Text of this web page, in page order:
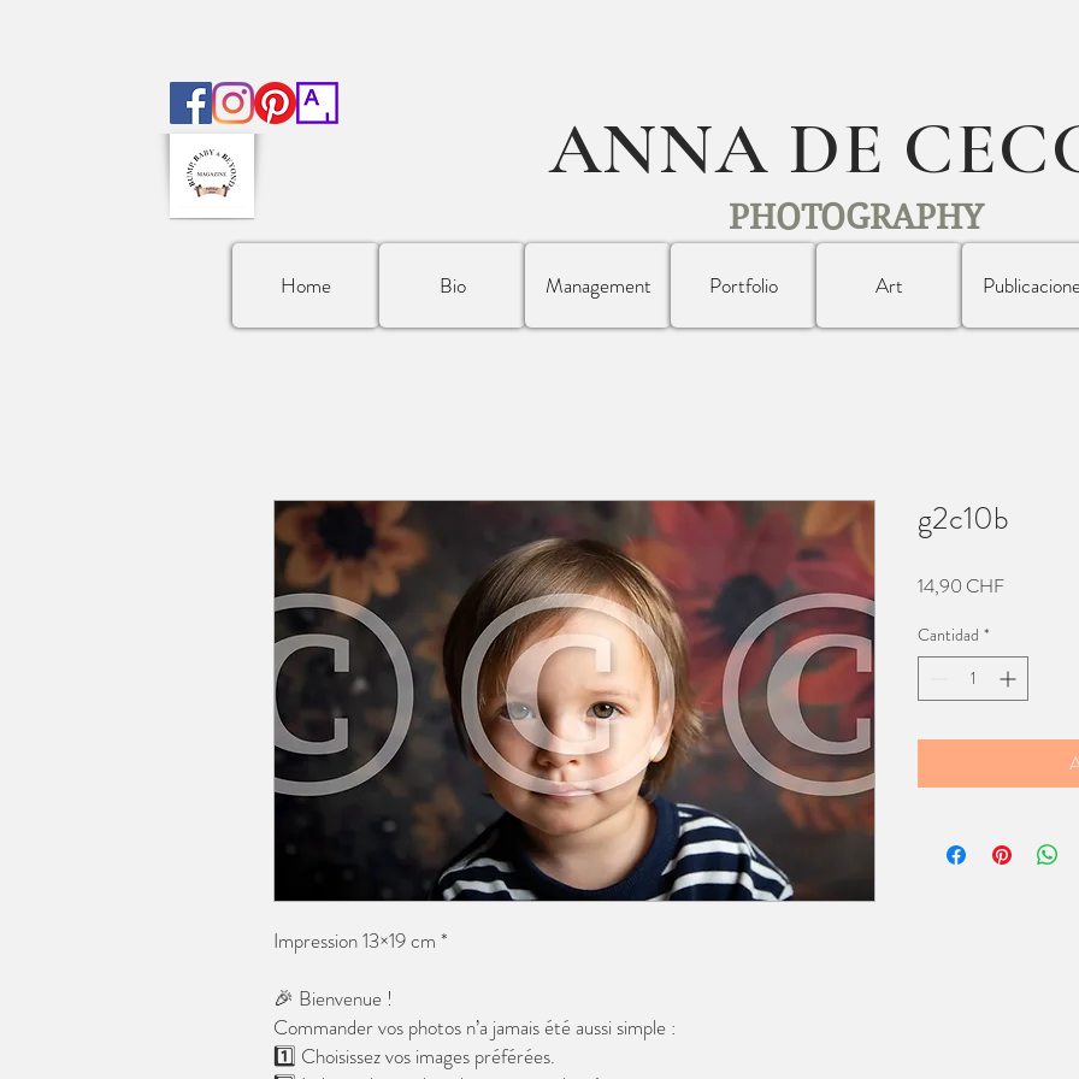
ANNA DE
PHOTOGRAPHY
Home Bio Management Portfolio Art
Impression 13×19 cm *
🎉 Bienvenue !
Commander vos photos n’a jamais été aussi simple :
1️⃣ Choisissez vos images préférées.
g2c10b
14,90 CHFPrecio
Cantidad *